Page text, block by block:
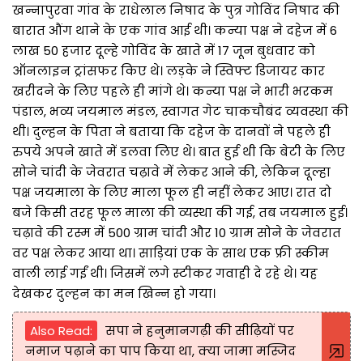
खन्नापुरवा गांव के राधेलाल निषाद के पुत्र गोविंद निषाद की
बारात औंग थाने के एक गांव आई थी। कन्या पक्ष ने दहेज में 6
लाख 50 हजार दूल्हे गोविंद के खाते में 17 जून बुधवार को
ऑनलाइन ट्रांसफर किए थे। लड़के ने स्विफ्ट डिजायर कार
खरीदने के लिए पहले ही मांगे थे। कन्या पक्ष ने भारी भरकम
पंडाल, भव्य जयमाल मंडल, स्वागत गेट चाकचौबंद व्यवस्था की
थी। दुल्हन के पिता ने बताया कि दहेज के दानवों ने पहले ही
रुपये अपने खाते में डलवा लिए थे। बात हुई थी कि बेटी के लिए
सोने चांदी के जेवरात चढ़ावे में लेकर आने की, लेकिन दूल्हा
पक्ष जयमाला के लिए माला फूल ही नहीं लेकर आए। रात दो
बजे किसी तरह फूल माला की व्यस्था की गई, तब जयमाल हुई।
चढ़ावे की रस्म में 500 ग्राम चांदी और 10 ग्राम सोने के जेवरात
वर पक्ष लेकर आया था। साड़ियां एक के साथ एक फ्री स्कीम
वाली लाई गईं थी। जिसमें लगे स्टीकर गवाही दे रहे थे। यह
देखकर दुल्हन का मन खिन्न हो गया।
Also Read:
सपा ने हनुमानगढ़ी की सीढ़ियों पर
नमाज पढ़ाने का पाप किया था, क्या जामा मस्जिद